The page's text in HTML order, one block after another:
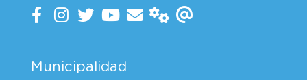
Municipalidad